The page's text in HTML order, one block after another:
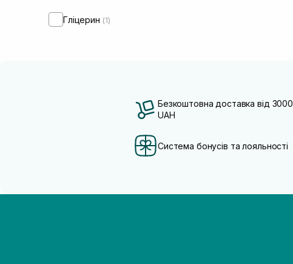
Гліцерин (1)
Безкоштовна доставка від 3000
UAH
Система бонусів та лояльності